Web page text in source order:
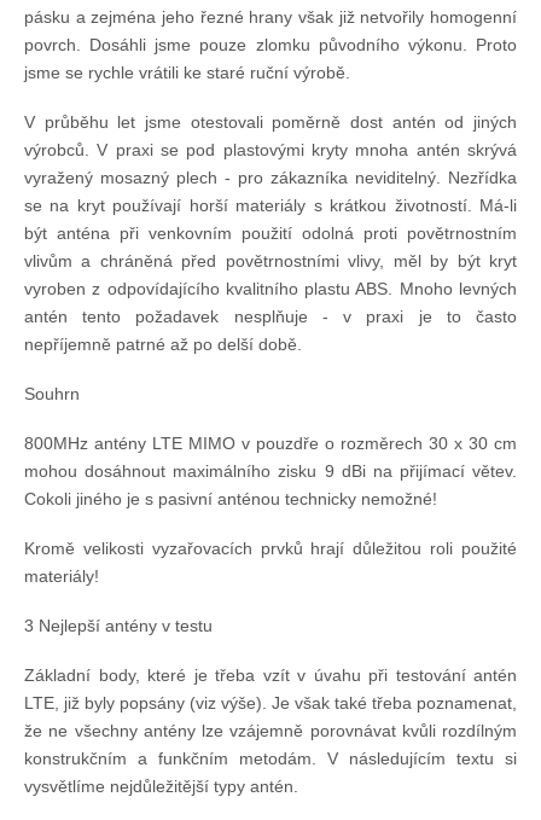
pásku a zejména jeho řezné hrany však již netvořily homogenní
povrch. Dosáhli jsme pouze zlomku původního výkonu. Proto
jsme se rychle vrátili ke staré ruční výrobě.
V průběhu let jsme otestovali poměrně dost antén od jiných
výrobců. V praxi se pod plastovými kryty mnoha antén skrývá
vyražený mosazný plech - pro zákazníka neviditelný. Nezřídka
se na kryt používají horší materiály s krátkou životností. Má-li
být anténa při venkovním použití odolná proti povětrnostním
vlivům a chráněná před povětrnostními vlivy, měl by být kryt
vyroben z odpovídajícího kvalitního plastu ABS. Mnoho levných
antén tento požadavek nesplňuje - v praxi je to často
nepříjemně patrné až po delší době.
Souhrn
800MHz antény LTE MIMO v pouzdře o rozměrech 30 x 30 cm
mohou dosáhnout maximálního zisku 9 dBi na přijímací větev.
Cokoli jiného je s pasivní anténou technicky nemožné!
Kromě velikosti vyzařovacích prvků hrají důležitou roli použité
materiály!
3 Nejlepší antény v testu
Základní body, které je třeba vzít v úvahu při testování antén
LTE, již byly popsány (viz výše). Je však také třeba poznamenat,
že ne všechny antény lze vzájemně porovnávat kvůli rozdílným
konstrukčním a funkčním metodám. V následujícím textu si
vysvětlíme nejdůležitější typy antén.